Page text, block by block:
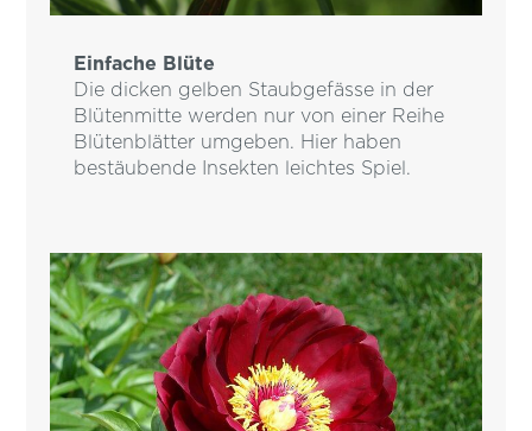
Einfache Blüte
Die dicken gelben Staubgefässe in der
Blütenmitte werden nur von einer Reihe
Blütenblätter umgeben. Hier haben
bestäubende Insekten leichtes Spiel.